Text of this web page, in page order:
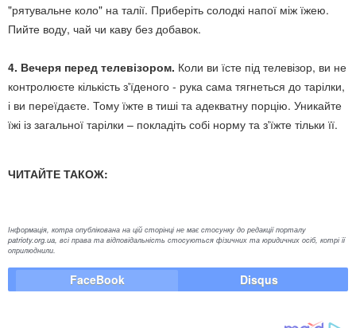
"рятувальне коло" на талії. Приберіть солодкі напої між їжею.
Пийте воду, чай чи каву без добавок.
4. Вечеря перед телевізором. Коли ви їсте під телевізор, ви не
контролюєте кількість з'їденого - рука сама тягнеться до тарілки,
і ви переїдаєте. Тому їжте в тиші та адекватну порцію. Уникайте
їжі із загальної тарілки – покладіть собі норму та з'їжте тільки її.
ЧИТАЙТЕ ТАКОЖ:
Інформація, котра опублікована на цій сторінці не має стосунку до редакції порталу
patrioty.org.ua, всі права та відповідальність стосуються фізичних та юридичних осіб, котрі її
оприлюднили.
FaceBook Disqus